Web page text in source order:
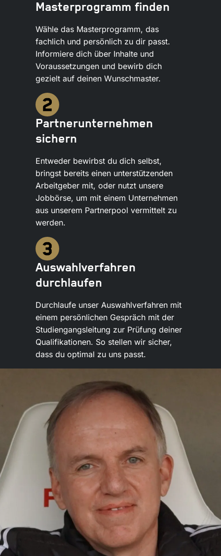
Masterprogramm finden
Wähle das Masterprogramm, das
fachlich und persönlich zu dir passt.
Informiere dich über Inhalte und
Voraussetzungen und bewirb dich
gezielt auf deinen Wunschmaster.
Partnerunternehmen
sichern
Entweder bewirbst du dich selbst,
bringst bereits einen unterstützenden
Arbeitgeber mit, oder nutzt unsere
Jobbörse, um mit einem Unternehmen
aus unserem Partnerpool vermittelt zu
werden.
Auswahlverfahren
durchlaufen
Durchlaufe unser Auswahlverfahren mit
einem persönlichen Gespräch mit der
Studiengangsleitung zur Prüfung deiner
Qualifikationen. So stellen wir sicher,
dass du optimal zu uns passt.